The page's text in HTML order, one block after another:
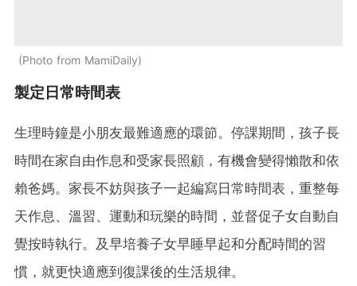
Photo from MamiDaily
製定日常時間表
生理時鐘是小朋友最難適應的環節。停課期間，孩子長
時間在家自由作息和受家長照顧，有機會變得懶散和依
賴爸媽。家長不妨與孩子一起編寫日常時間表，重整每
天作息、溫習、運動和玩樂的時間，並督促子女自動自
覺按時執行。及早培養子女早睡早起和分配時間的習
慣，就更快適應到復課後的生活規律。